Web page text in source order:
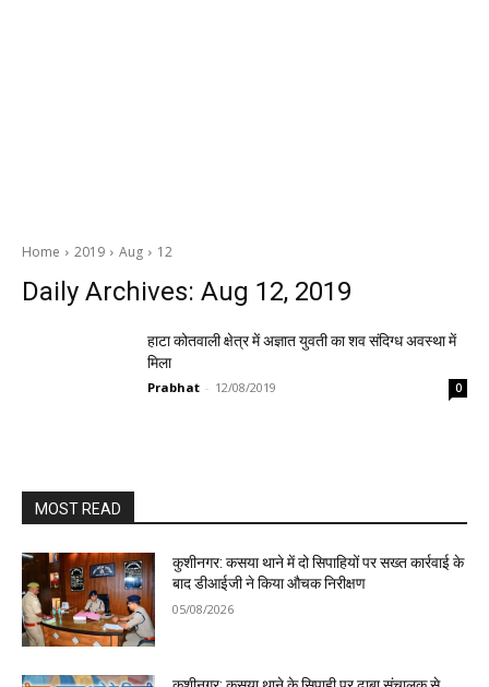
Home 2019 Aug 12
Daily Archives: Aug 12, 2019
हाटा कोतवाली क्षेत्र में अज्ञात युवती का शव संदिग्ध अवस्था में
मिला
Prabhat - 12/08/2019 0
MOST READ
कुशीनगर: कसया थाने में दो सिपाहियों पर सख्त कार्रवाई के
बाद डीआईजी ने किया औचक निरीक्षण
05/08/2026